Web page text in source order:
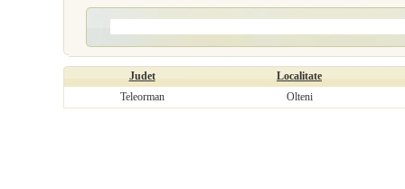
Judet
Localitate
Teleorman
Olteni